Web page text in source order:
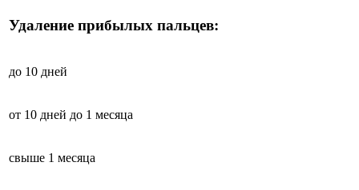
Удаление прибылых пальцев:
до 10 дней
от 10 дней до 1 месяца
свыше 1 месяца